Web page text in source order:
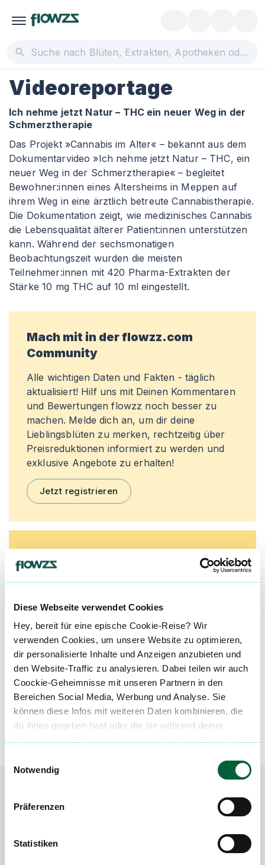
Diese Webseite verwendet Cookies
Hey, bereit für eine epische Cookie-Reise? Wir
verwenden Cookies, um unsere Website zu optimieren,
dir personalisierte Inhalte und Anzeigen anzubieten und
den Website-Traffic zu analysieren. Dabei teilen wir auch
Coockie-Geheimnisse mit unseren Partnern in den
Bereichen Social Media, Werbung und Analyse. Sie
können diese Infos mit weiteren Daten kombinieren, die
du ihnen gegeben hast oder die sie während deiner
Notwendig
Präferenzen
Statistiken
Videoreportage
Ich nehme jetzt Natur – THC ein neuer Weg in der
Schmerztherapie
Das Projekt »Cannabis im Alter« – bekannt aus dem
Dokumentarvideo »Ich nehme jetzt Natur – THC, ein
neuer Weg in der Schmerztherapie« – begleitet
Bewohner:innen eines Altersheims in Meppen auf
ihrem Weg in eine ärztlich betreute Cannabistherapie.
Die Dokumentation zeigt, wie medizinisches Cannabis
die Lebensqualität älterer Patient:innen unterstützen
kann. Während der sechsmonatigen
Beobachtungszeit wurden die meisten
Teilnehmer:innen mit 420 Pharma-Extrakten der
Stärke 10 mg THC auf 10 ml eingestellt.
Mach mit in der flowzz.com
Community
Alle wichtigen Daten und Fakten - täglich
aktualisiert! Hilf uns mit Deinen Kommentaren
und Bewertungen flowzz noch besser zu
machen. Melde dich an, um dir deine
Lieblingsblüten zu merken, rechtzeitig über
Preisreduktionen informiert zu werden und
exklusive Angebote zu erhalten!
Jetzt registrieren
Neue Cannabisblüten und die
besten Preise nicht mehr
Möchtest du vor allen Anderen informiert
werden? Abonniere einfach unseren
Newsletter und erfahre immer zuerst welche
neuen Blüten in den Cannabis Apotheken
kommen und wer gerade die günstigsten
Preise hat! Registriere dich jetzt und bleibe
immer auf dem Laufenden!
Newsletter abonnieren
Die größte Datenbank für legales Cannabis in Deutschland.